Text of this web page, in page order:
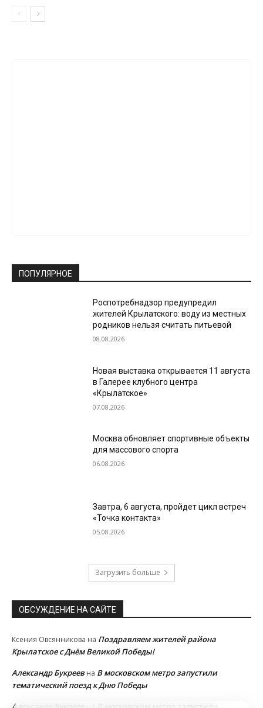
ПОПУЛЯРНОЕ
Роспотребнадзор предупредил
жителей Крылатского: воду из местных
родников нельзя считать питьевой
08.08.2026
Новая выставка открывается 11 августа
в Галерее клубного центра
«Крылатское»
07.08.2026
Москва обновляет спортивные объекты
для массового спорта
06.08.2026
Завтра, 6 августа, пройдет цикл встреч
«Точка контакта»
05.08.2026
Загрузить больше
ОБСУЖДЕНИЕ НА САЙТЕ
Ксения Овсянникова на Поздравляем жителей района
Крылатское с Днём Великой Победы!
Александр Букреевна В московском метро запустили
тематический поезд к Дню Победы